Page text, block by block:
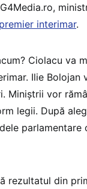
interimar.
Ciolacu va
Ilie Bolojan
Miniștrii vor
legii. După
rezultatul din